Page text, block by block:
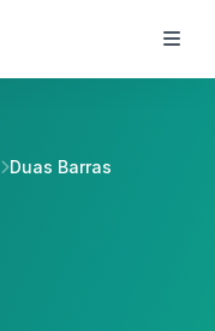
Duas Barras